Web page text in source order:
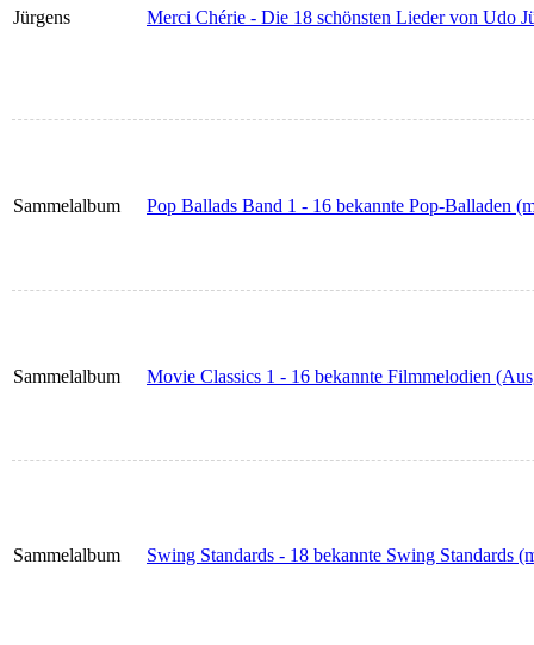
Jürgens Merci Chérie - Die 18 schönsten Lieder von Udo
Sammelalbum Pop Ballads Band 1 - 16 bekannte Pop-Balladen
Sammelalbum Movie Classics 1 - 16 bekannte Filmmelodien
Sammelalbum Swing Standards - 18 bekannte Swing Standards